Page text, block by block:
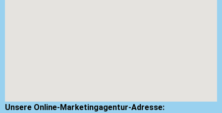
Unsere Online-Marketingagentur-Adresse: